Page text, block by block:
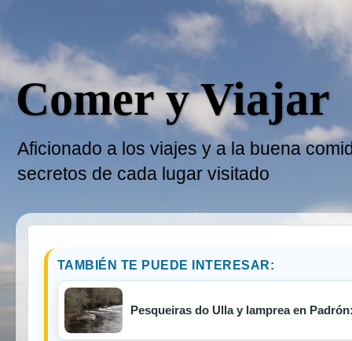
Comer y Viajar
Aficionado a los viajes y a la buena
secretos de cada lugar visitado
TAMBIÉN TE PUEDE INTERESAR:
Pesqueiras do Ulla y lamprea en